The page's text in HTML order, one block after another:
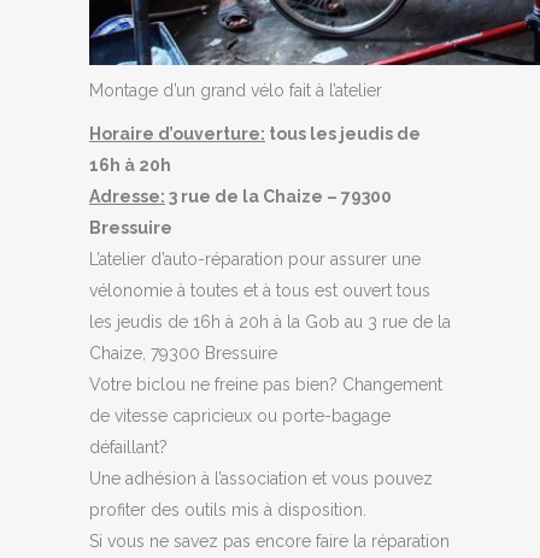
Montage d’un grand vélo fait à l’atelier
Horaire d’ouverture: tous les jeudis de
16h à 20h
Adresse: 3 rue de la Chaize – 79300
Bressuire
L’atelier d’auto-réparation pour assurer une
vélonomie à toutes et à tous est ouvert tous
les jeudis de 16h à 20h à la Gob au 3 rue de la
Chaize, 79300 Bressuire
Votre biclou ne freine pas bien? Changement
de vitesse capricieux ou porte-bagage
défaillant?
Une adhésion à l’association et vous pouvez
profiter des outils mis à disposition.
Si vous ne savez pas encore faire la réparation